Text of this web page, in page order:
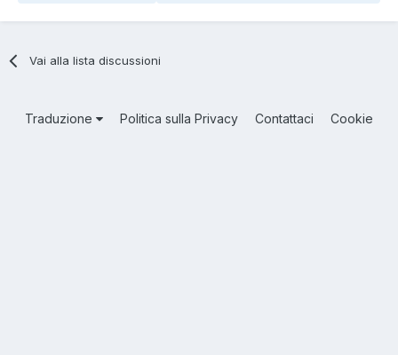
Vai alla lista discussioni
Traduzione Politica sulla Privacy Contattaci Cookie